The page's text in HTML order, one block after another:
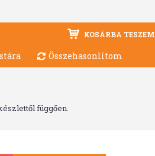
KOSÁRBA TESZEM
Összehasonlítom
függően.